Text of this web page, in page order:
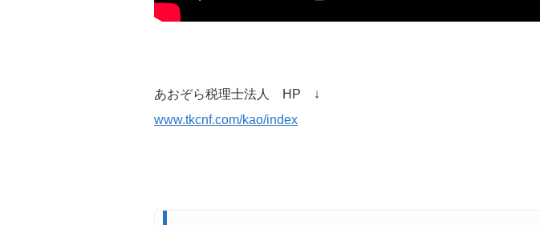
あおぞら税理士法人 HP ↓
www.tkcnf.com/kao/index